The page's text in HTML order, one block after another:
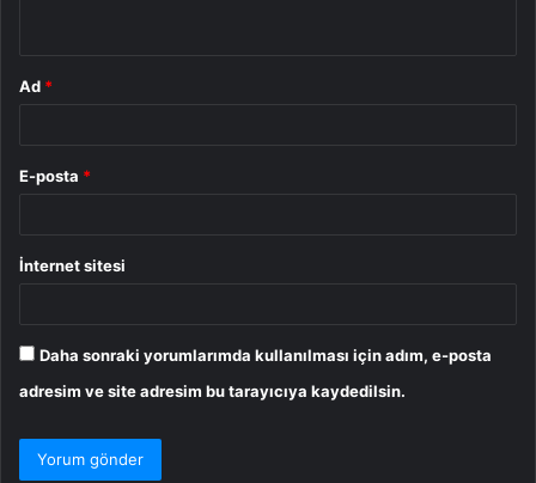
Ad *
E-posta *
İnternet sitesi
Daha sonraki yorumlarımda kullanılması için adım, e-posta
adresim ve site adresim bu tarayıcıya kaydedilsin.